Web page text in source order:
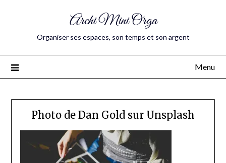
Archi Mini Orga
Organiser ses espaces, son temps et son argent
Menu
Photo de Dan Gold sur Unsplash